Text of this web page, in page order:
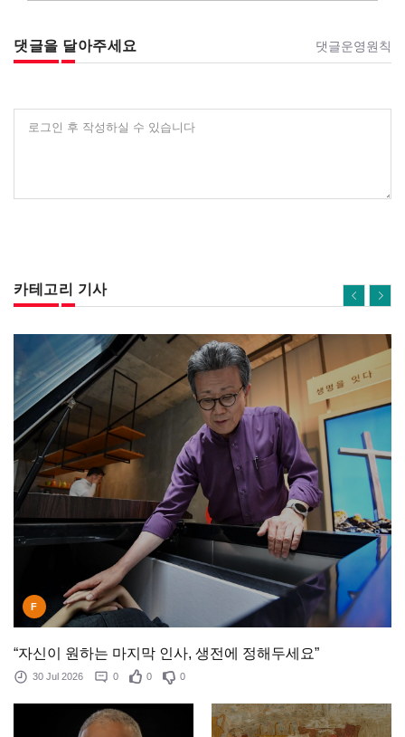
댓글을 달아주세요 댓글운영원칙
로그인 후 작성하실 수 있습니다
카테고리 기사
F
“자신이 원하는 마지막 인사, 생전에 정해두세요”
30 Jul 2026 0 0 0